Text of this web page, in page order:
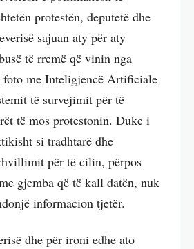
protestën, deputetë dhe
sajuan aty për aty
të rremë që vinin nga
foto me Inteligjencë Artificiale
të survejimit për të
të mos protestonin. Duke i
si tradhtarë dhe
për të cilin, përpos
gjemba që të kall datën, nuk
informacion tjetër.
dhe për ironi edhe ato